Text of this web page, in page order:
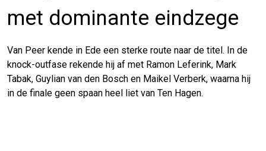
met dominante eindzege
Van Peer kende in Ede een sterke route naar de titel. In de
knock-outfase rekende hij af met Ramon Leferink, Mark
Tabak, Guylian van den Bosch en Maikel Verberk, waarna hij
in de finale geen spaan heel liet van Ten Hagen.